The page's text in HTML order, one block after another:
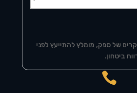
של ספק, מומלץ להתייעץ לפני
ביטחון.
